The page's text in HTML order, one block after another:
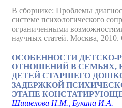
В сборнике: Проблемы
системе психологического
ограниченными
научных статей. Москва, 2010.
ОСОБЕННОСТИ ДЕТСКО-
ОТНОШЕНИЙ В
ДЕТЕЙ СТАРШЕГО
ЗАДЕРЖКОЙ
ЭТАПЕ
Шишелова Н.М., Букина И.А.